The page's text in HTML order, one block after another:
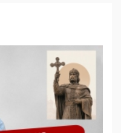
России, но
определять
Минцифры намерено
право
объекты от